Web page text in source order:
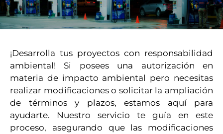
¡Desarrolla tus proyectos con responsabilidad
ambiental! Si posees una autorización en
materia de impacto ambiental pero necesitas
realizar modificaciones o solicitar la ampliación
de términos y plazos, estamos aquí para
ayudarte. Nuestro servicio te guía en este
proceso, asegurando que las modificaciones